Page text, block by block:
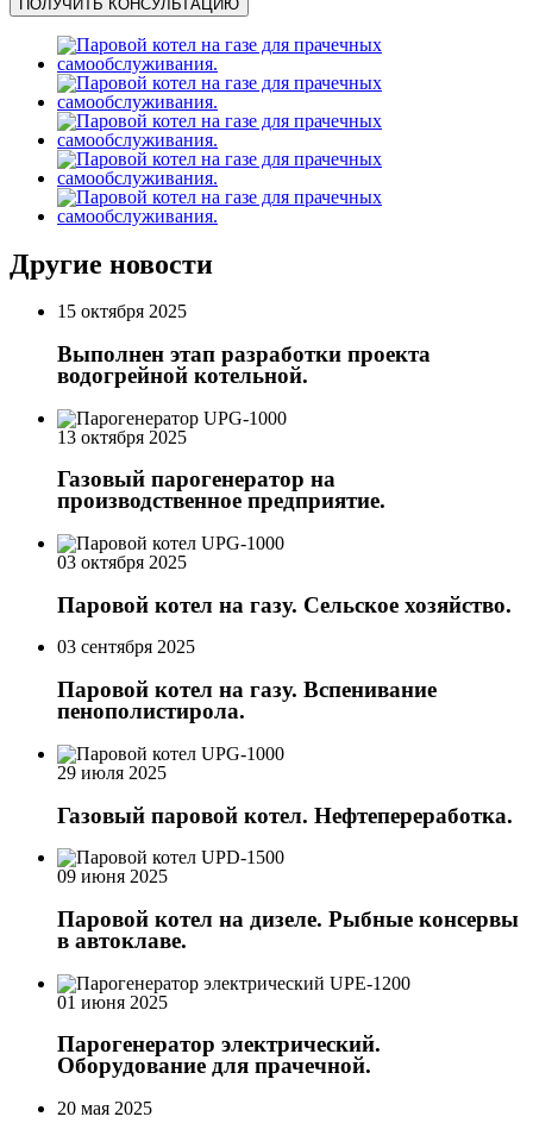
ПОЛУЧИТЬ КОНСУЛЬТАЦИЮ
Другие новости
15 октября 2025
Выполнен этап разработки проекта
водогрейной котельной.
13 октября 2025
Газовый парогенератор на
производственное предприятие.
03 октября 2025
Паровой котел на газу. Сельское хозяйство.
03 сентября 2025
Паровой котел на газу. Вспенивание
пенополистирола.
29 июля 2025
Газовый паровой котел. Нефтепереработка.
09 июня 2025
Паровой котел на дизеле. Рыбные консервы
в автоклаве.
01 июня 2025
Парогенератор электрический.
Оборудование для прачечной.
20 мая 2025